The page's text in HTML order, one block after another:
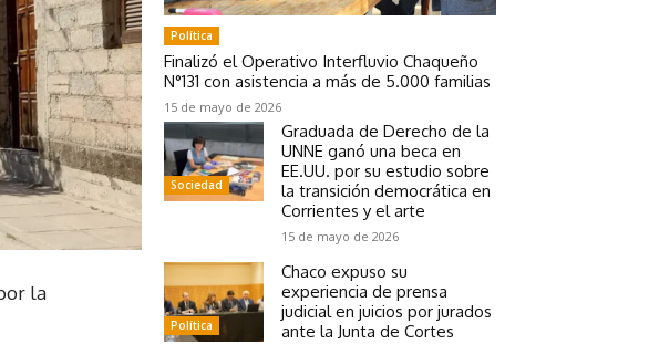
la
Política
Finalizó el Operativo Interfluvio Chaqueño
N°131 con asistencia a más de 5.000 familias
15 de mayo de 2026
Sociedad
Graduada de Derecho de la
UNNE ganó una beca en
EE.UU. por su estudio sobre
la transición democrática en
Corrientes y el arte
15 de mayo de 2026
Política
Chaco expuso su
experiencia de prensa
judicial en juicios por jurados
ante la Junta de Cortes